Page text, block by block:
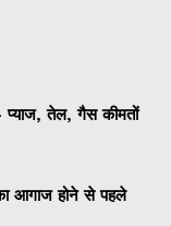
तेल, गैस कीमतों
आगाज होने से पहले